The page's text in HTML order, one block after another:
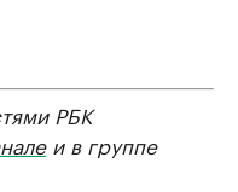
РБК
и в группе